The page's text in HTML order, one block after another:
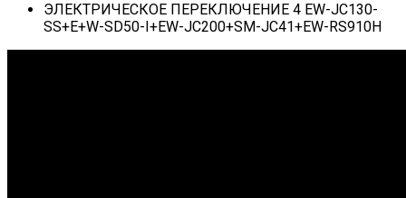
ЭЛЕКТРИЧЕСКОЕ ПЕРЕКЛЮЧЕНИЕ 4 EW-JC130-
SS+E+W-SD50-I+EW-JC200+SM-JC41+EW-RS910H